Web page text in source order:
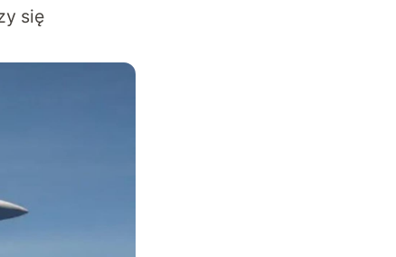
się